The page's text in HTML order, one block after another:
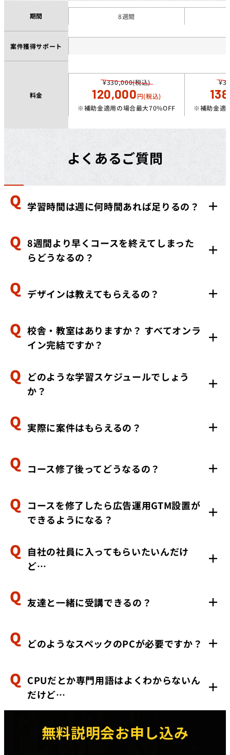
期間 8週間
案件獲得サポート
料金
¥330,000(税込)
120,000円(税込)
※補助金適用の場合最大70%OFF
※補助金適
よくあるご質問
学習時間は週に何時間あれば足りるの？
学習時間は、LP制作コース：週15時間、HP制作コー
ス：20時間が目安です。（習熟度によって前後します）
8週間より早くコースを終えてしまった
らどうなるの？
個人に合わせて特別講習をご用意いたしますので、ご安
デザインは教えてもらえるの？
開発を学んでいただく講座のためデザインに関する授業
はございませんが、LP・HPを制作するデザインはお渡
校舎・教室はありますか？ すべてオンラ
イン完結ですか？
はい、すべてオンラインで完結します。このため、地方
から受講される方も多くいらっしゃいます。
どのような学習スケジュールでしょう
か？
自由な時間帯でご受講いただけます。面談でのサポート
実際に案件はもらえるの？
約8割の受講生に案件をお渡ししております。ただ、納
コース修了後ってどうなるの？
修了後にも継続的に連絡を取ったり、卒業生同士が交流
する場を設けたりしております。
コースを修了したら広告運用GTM設置が
できるようになる？
はい、実践型のカリキュラム内でHTMLタグの知識が身
につくため、問題なくGTMを設置できるようになりま
自社の社員に入ってもらいたいんだけ
ど…
もちろん、ご受講いただけます。実際に、社員研修の一
友達と一緒に受講できるの？
はい、可能です！お友達と一緒にご受講いただく場合、
どのようなスペックのPCが必要ですか？
スペックの縛りは特にございません。最低限として、
ZoomができるPCであれば問題なくご受講いただけま
す。
CPUだとか専門用語はよくわからないん
だけど…
ご安心ください。開発初心者の方も多く受講しているた
め、専門用語も自然と身に付くカリキュラムに設計して
無料説明会お申し込み